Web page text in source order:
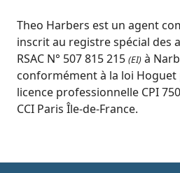
Theo Harbers est un agent
inscrit au registre spécial des
RSAC N° 507 815 215 (EI) à
conformément à la loi Hoguet
licence professionnelle CPI
CCI Paris Île-de-France.